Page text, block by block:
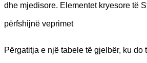
dhe mjedisore. Elementet kryesore të
përfshijnë veprimet
Përgatitja e një tabele të gjelbër, ku do